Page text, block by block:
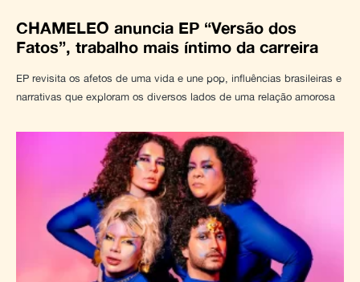
CHAMELEO anuncia EP “Versão dos
Fatos”, trabalho mais íntimo da carreira
EP revisita os afetos de uma vida e une pop, influências brasileiras e
narrativas que exploram os diversos lados de uma relação amorosa